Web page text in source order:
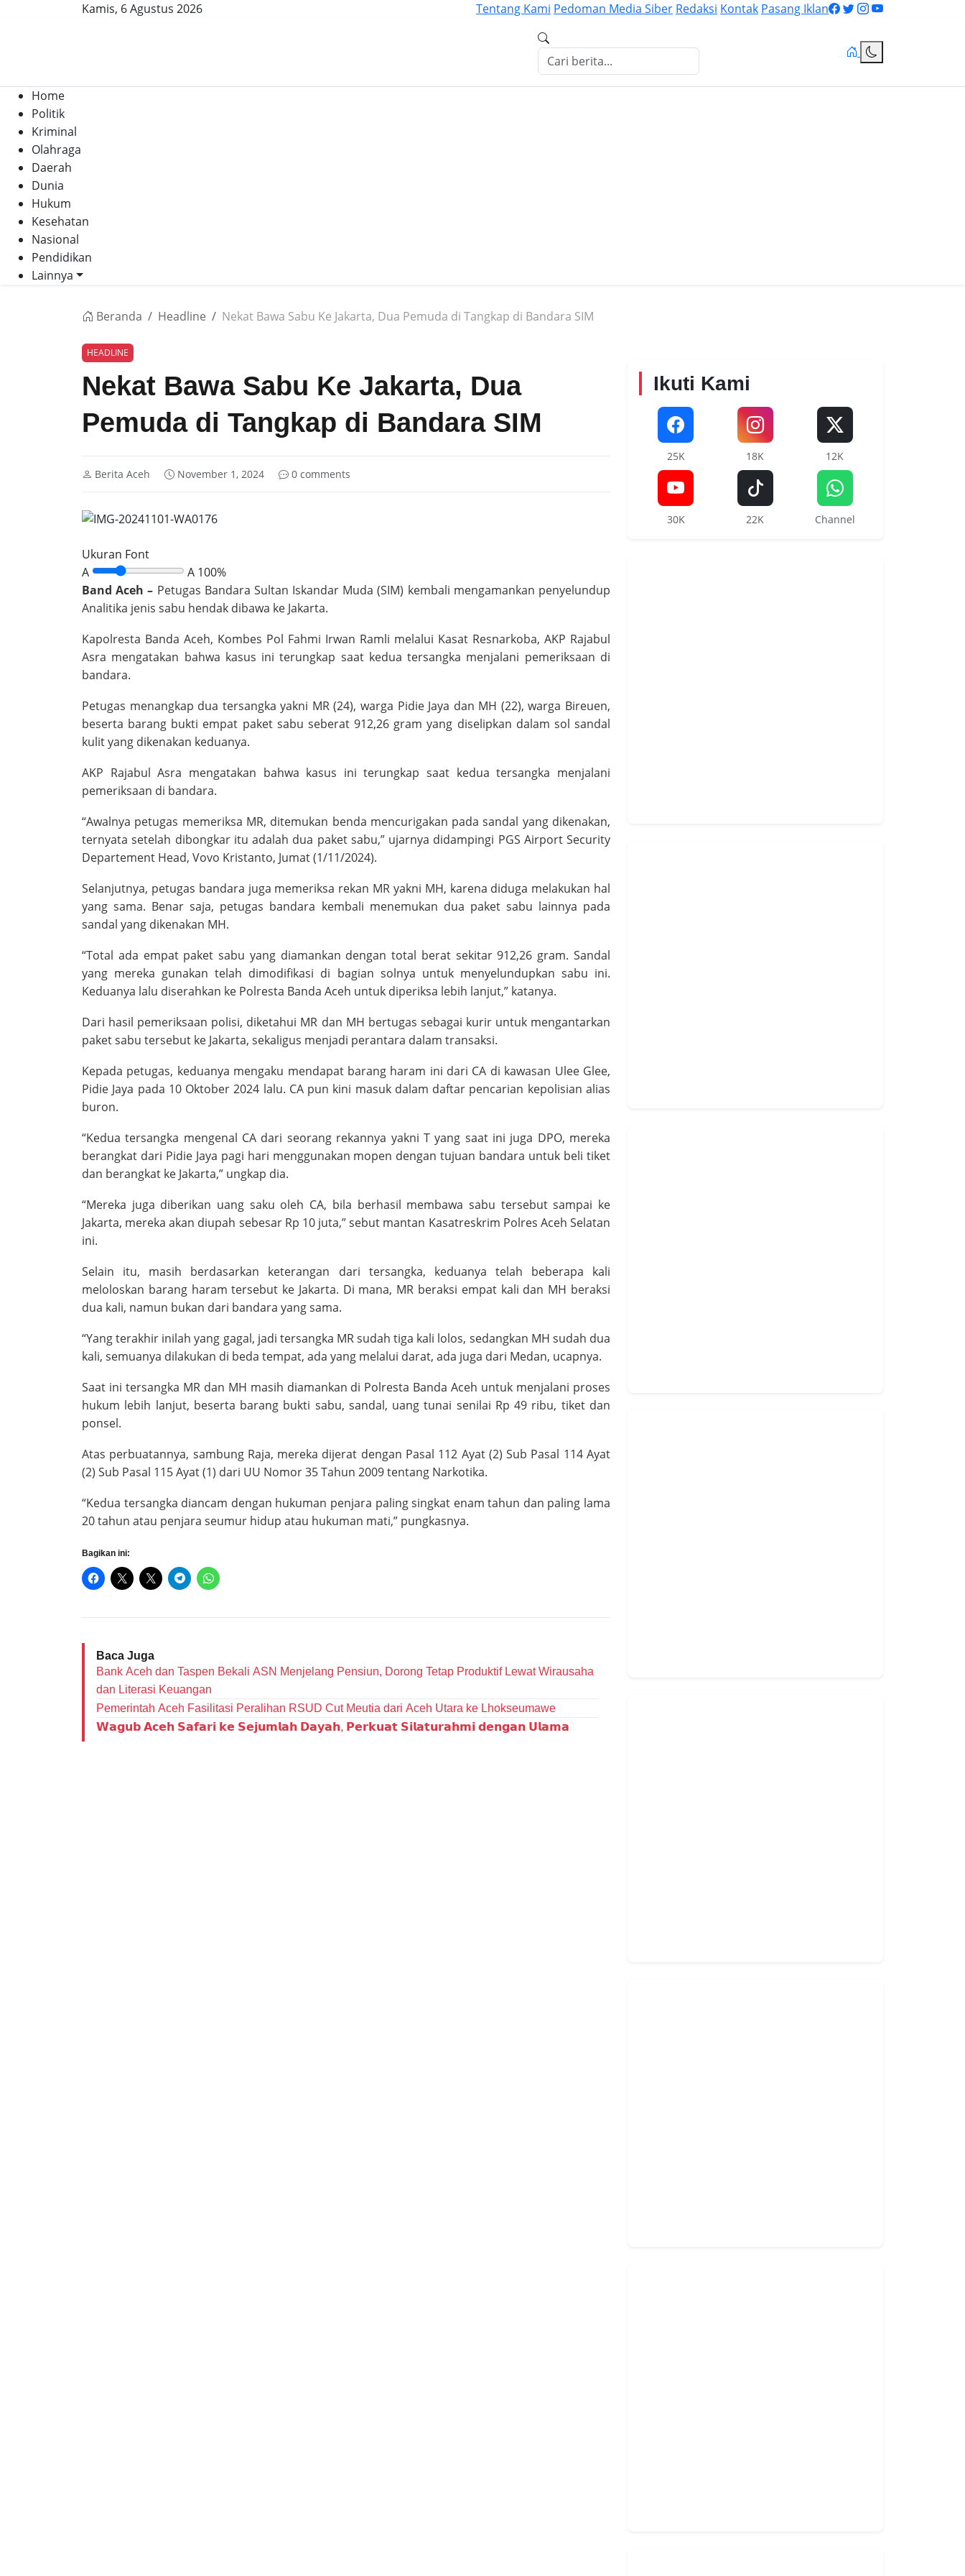
Kamis, 6 Agustus 2026 Tentang Kami Pedoman Media Siber Redaksi Kontak Pasang Iklan
Home
Politik
Kriminal
Olahraga
Daerah
Dunia
Hukum
Kesehatan
Nasional
Pendidikan
Lainnya
Beranda Headline Nekat Bawa Sabu Ke Jakarta, Dua Pemuda di Tangkap di Bandara SIM
HEADLINE
Nekat Bawa Sabu Ke Jakarta, Dua
Pemuda di Tangkap di Bandara SIM
Berita Aceh November 1, 2024 0 comments
Ukuran Font
A
A 100%
Band Aceh – Petugas Bandara Sultan Iskandar Muda (SIM) kembali mengamankan penyelundup
Analitika jenis sabu hendak dibawa ke Jakarta.
Kapolresta Banda Aceh, Kombes Pol Fahmi Irwan Ramli melalui Kasat Resnarkoba, AKP Rajabul
Asra mengatakan bahwa kasus ini terungkap saat kedua tersangka menjalani pemeriksaan di
bandara.
Petugas menangkap dua tersangka yakni MR (24), warga Pidie Jaya dan MH (22), warga Bireuen,
beserta barang bukti empat paket sabu seberat 912,26 gram yang diselipkan dalam sol sandal
kulit yang dikenakan keduanya.
AKP Rajabul Asra mengatakan bahwa kasus ini terungkap saat kedua tersangka menjalani
pemeriksaan di bandara.
“Awalnya petugas memeriksa MR, ditemukan benda mencurigakan pada sandal yang dikenakan,
ternyata setelah dibongkar itu adalah dua paket sabu,” ujarnya didampingi PGS Airport Security
Departement Head, Vovo Kristanto, Jumat (1/11/2024).
Selanjutnya, petugas bandara juga memeriksa rekan MR yakni MH, karena diduga melakukan hal
yang sama. Benar saja, petugas bandara kembali menemukan dua paket sabu lainnya pada
sandal yang dikenakan MH.
“Total ada empat paket sabu yang diamankan dengan total berat sekitar 912,26 gram. Sandal
yang mereka gunakan telah dimodifikasi di bagian solnya untuk menyelundupkan sabu ini.
Keduanya lalu diserahkan ke Polresta Banda Aceh untuk diperiksa lebih lanjut,” katanya.
Dari hasil pemeriksaan polisi, diketahui MR dan MH bertugas sebagai kurir untuk mengantarkan
paket sabu tersebut ke Jakarta, sekaligus menjadi perantara dalam transaksi.
Kepada petugas, keduanya mengaku mendapat barang haram ini dari CA di kawasan Ulee Glee,
Pidie Jaya pada 10 Oktober 2024 lalu. CA pun kini masuk dalam daftar pencarian kepolisian alias
buron.
“Kedua tersangka mengenal CA dari seorang rekannya yakni T yang saat ini juga DPO, mereka
berangkat dari Pidie Jaya pagi hari menggunakan mopen dengan tujuan bandara untuk beli tiket
dan berangkat ke Jakarta,” ungkap dia.
“Mereka juga diberikan uang saku oleh CA, bila berhasil membawa sabu tersebut sampai ke
Jakarta, mereka akan diupah sebesar Rp 10 juta,” sebut mantan Kasatreskrim Polres Aceh Selatan
ini.
Selain itu, masih berdasarkan keterangan dari tersangka, keduanya telah beberapa kali
meloloskan barang haram tersebut ke Jakarta. Di mana, MR beraksi empat kali dan MH beraksi
dua kali, namun bukan dari bandara yang sama.
“Yang terakhir inilah yang gagal, jadi tersangka MR sudah tiga kali lolos, sedangkan MH sudah dua
kali, semuanya dilakukan di beda tempat, ada yang melalui darat, ada juga dari Medan, ucapnya.
Saat ini tersangka MR dan MH masih diamankan di Polresta Banda Aceh untuk menjalani proses
hukum lebih lanjut, beserta barang bukti sabu, sandal, uang tunai senilai Rp 49 ribu, tiket dan
ponsel.
Atas perbuatannya, sambung Raja, mereka dijerat dengan Pasal 112 Ayat (2) Sub Pasal 114 Ayat
(2) Sub Pasal 115 Ayat (1) dari UU Nomor 35 Tahun 2009 tentang Narkotika.
“Kedua tersangka diancam dengan hukuman penjara paling singkat enam tahun dan paling lama
20 tahun atau penjara seumur hidup atau hukuman mati,” pungkasnya.
Bagikan ini:
Baca Juga
Bank Aceh dan Taspen Bekali ASN Menjelang Pensiun, Dorong Tetap Produktif Lewat Wirausaha
dan Literasi Keuangan
Pemerintah Aceh Fasilitasi Peralihan RSUD Cut Meutia dari Aceh Utara ke Lhokseumawe
𝗪𝗮𝗴𝘂𝗯 𝗔𝗰𝗲𝗵 𝗦𝗮𝗳𝗮𝗿𝗶 𝗸𝗲 𝗦𝗲𝗷𝘂𝗺𝗹𝗮𝗵 𝗗𝗮𝘆𝗮𝗵, 𝗣𝗲𝗿𝗸𝘂𝗮𝘁 𝗦𝗶𝗹𝗮𝘁𝘂𝗿𝗮𝗵𝗺𝗶 𝗱𝗲𝗻𝗴𝗮𝗻 𝗨𝗹𝗮𝗺𝗮
Ikuti Kami
25K 18K 12K
30K 22K Channel